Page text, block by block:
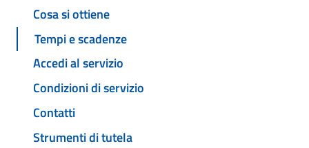
Cosa si ottiene
Tempi e scadenze
Accedi al servizio
Condizioni di servizio
Contatti
Strumenti di tutela